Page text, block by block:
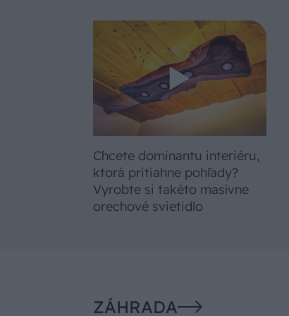
Chcete dominantu interiéru,
ktorá pritiahne pohľady?
Vyrobte si takéto masívne
orechové svietidlo
ZÁHRADA